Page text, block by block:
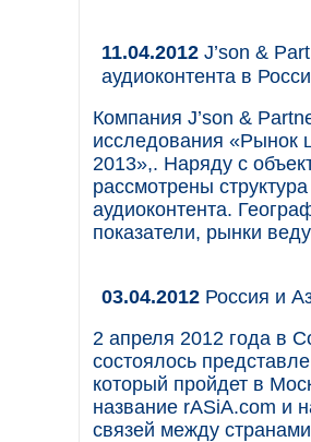
11.04.2012 J’son &
аудиоконтента в
Компания J’son &
исследования «Рынок
2013»,. Наряду с
рассмотрены
аудиоконтента.
показатели, рынки
03.04.2012 Россия и
2 апреля 2012 года в
состоялось
который пройдет в
название rASiA.com и
связей между